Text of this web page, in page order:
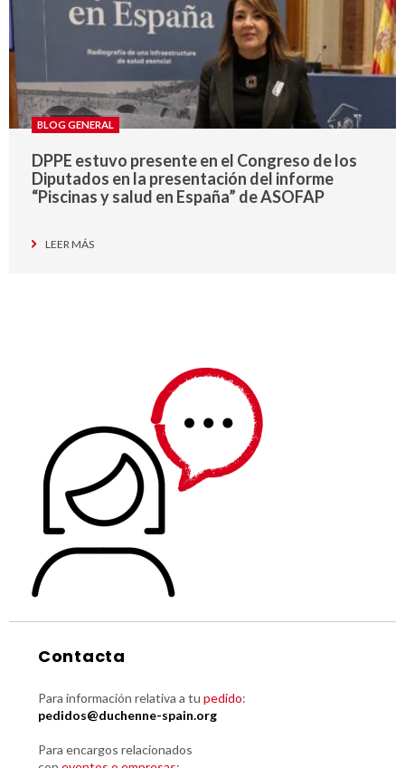
BLOG GENERAL
DPPE estuvo presente en el Congreso de los
Diputados en la presentación del informe
“Piscinas y salud en España” de ASOFAP
LEER MÁS
Contacta
Para información relativa a tu pedido:
pedidos@duchenne-spain.org
Para encargos relacionados